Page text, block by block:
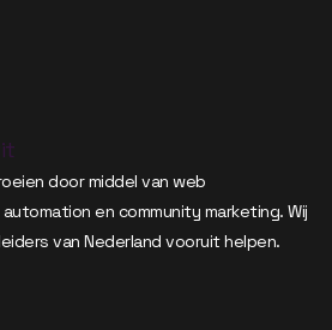
door middel van web
en community marketing. Wij
van Nederland vooruit helpen.